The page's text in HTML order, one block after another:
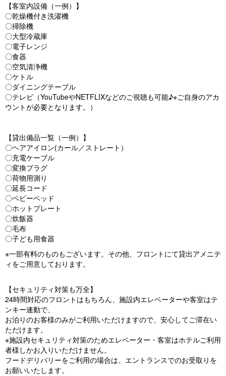
【客室内設備（一例）】
〇乾燥機付き洗濯機
〇掃除機
〇大型冷蔵庫
〇電子レンジ
〇食器
〇空気清浄機
〇ケトル
〇ダイニングテーブル
〇テレビ（YouTubeやNETFLIXなどのご視聴も可能♪※ご自身のアカ
ウントが必要となります。）
【貸出備品一覧（一例）】
〇ヘアアイロン(カール／ストレート）
〇充電ケーブル
〇変換プラグ
〇荷物用測り
〇延長コード
〇ベビーベッド
〇ホットプレート
〇炊飯器
〇毛布
〇子ども用食器
※一部有料のものもございます。その他、フロントにて貸出アメニテ
ィをご用意しております。
【セキュリティ対策も万全】
24時間対応のフロントはもちろん、施設内エレベーターや客室はテ
ンキー連動で、
お泊りのお客様のみがご利用いただけますので、安心してご滞在い
ただけます。
※施設内セキュリティ対策のためエレベーター・客室はホテルご利用
者様しかお入りいただけません。
フードデリバリーをご利用の場合は、エントランスでのお受取りを
お願いいたします。